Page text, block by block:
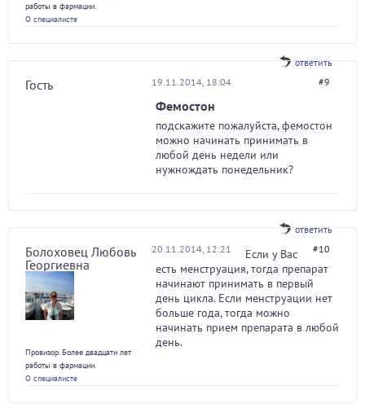
работы в фармации.
О специалисте
ответить
Гость 19.11.2014, 18:04 #9
Фемостон
подскажите пожалуйста, фемостон
можно начинать принимать в
любой день недели или
нужнождать понедельник?
ответить
Болоховец Любовь
Георгиевна
Провизор. Более двадцати лет
работы в фармации.
О специалисте
20.11.2014, 12:21 #10
Если у Вас
есть менструация, тогда препарат
начинают принимать в первый
день цикла. Если менструации нет
больше года, тогда можно
начинать прием препарата в любой
день.